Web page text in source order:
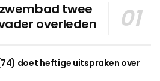
twee
overleden
doet heftige uitspraken over